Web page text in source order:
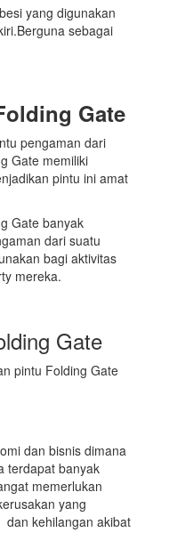
yang digunakan
sebagai
Gate
pengaman dari
Gate memiliki
pintu ini amat
Gate banyak
dari suatu
bagi aktivitas
mereka.
Gate
pintu Folding Gate
dan bisnis dimana
terdapat banyak
memerlukan
yang
dan kehilangan akibat